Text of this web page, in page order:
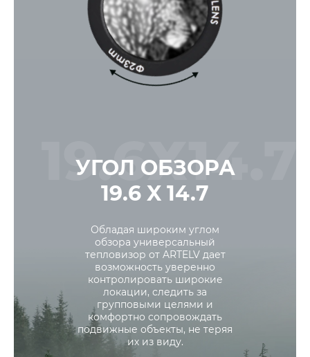
УГОЛ ОБЗОРА
19.6 X 14.7
Обладая широким углом
обзора универсальный
тепловизор от ARTELV дает
возможность уверенно
контролировать широкие
локации, следить за
групповыми целями и
комфортно сопровождать
подвижные объекты, не теряя
их из виду.